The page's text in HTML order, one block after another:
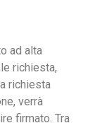
ad alta
richiesta,
richiesta
verrà
firmato. Tra